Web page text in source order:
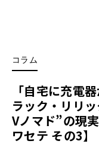
コラム
「自宅に充電
ラック・リリ
Vノマド”の現
ワセテ その3】